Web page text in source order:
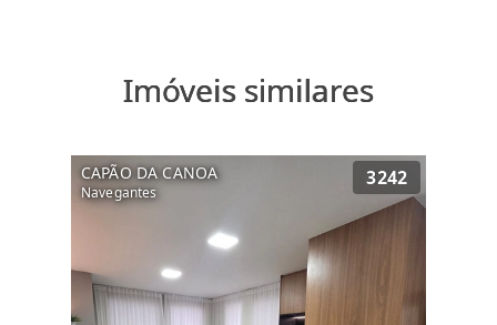
Imóveis similares
CAPÃO DA CANOA
Navegantes
3242